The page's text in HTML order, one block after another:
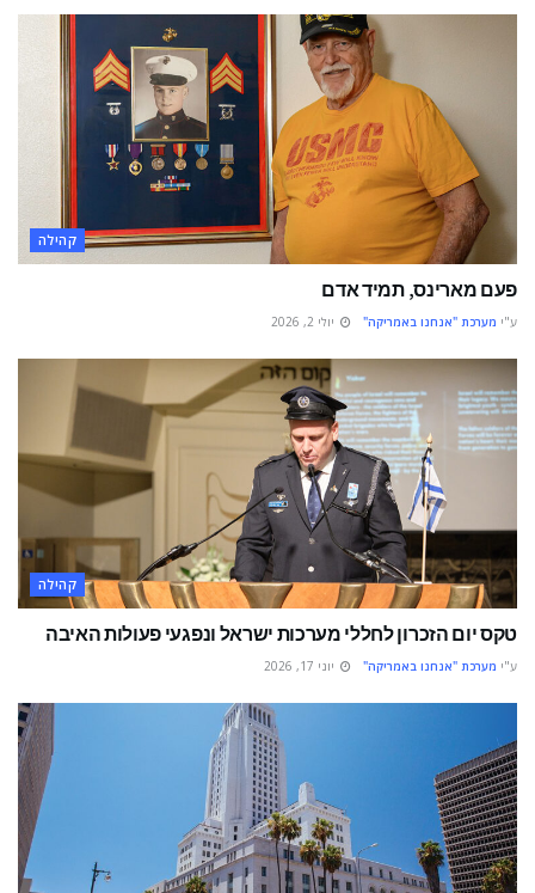
קהילה
פעם מארינס, תמיד אדם
ע"י מערכת "אנחנו באמריקה" יולי 2, 2026
קהילה
טקס יום הזכרון לחללי מערכות ישראל ונפגעי פעולות האיבה
ע"י מערכת "אנחנו באמריקה" יוני 17, 2026